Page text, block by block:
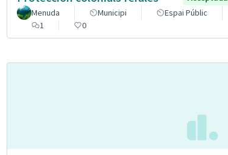
Menuda
Municipi
Espai Públic
1
0